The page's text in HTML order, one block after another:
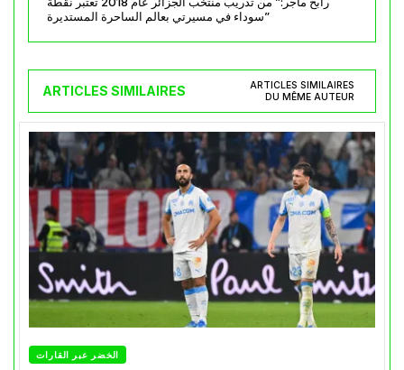
سوداء في مسيرتي بعالم الساحرة المستديرة”
ARTICLES SIMILAIRES
ARTICLES SIMILAIRES
DU MÊME AUTEUR
الخضر عبر القارات